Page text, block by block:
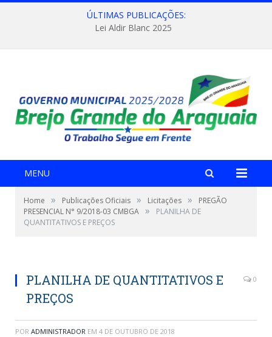
ÚLTIMAS PUBLICAÇÕES:
Lei Aldir Blanc 2025
MENU
Home » Publicações Oficiais » Licitações »
PREGÃO
PRESENCIAL N° 9/2018-03 CMBGA »
PLANILHA DE
QUANTITATIVOS E PREÇOS
PLANILHA DE QUANTITATIVOS E
PREÇOS
0
POR ADMINISTRADOR EM 4 DE OUTUBRO DE 2018